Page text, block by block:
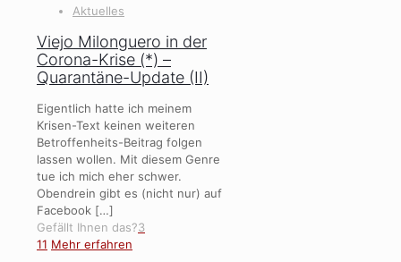
Aktuelles
Viejo Milonguero in der
Corona-Krise (*) –
Quarantäne-Update (II)
Eigentlich hatte ich meinem
Krisen-Text keinen weiteren
Betroffenheits-Beitrag folgen
lassen wollen. Mit diesem Genre
tue ich mich eher schwer.
Obendrein gibt es (nicht nur) auf
Facebook […]
Gefällt Ihnen das?3
11 Mehr erfahren